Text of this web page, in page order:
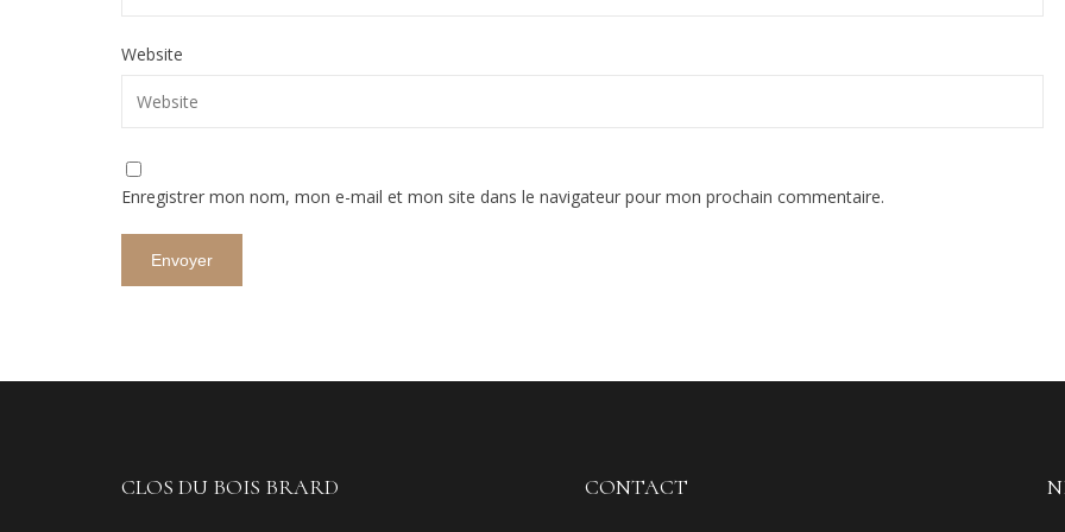
Website
Enregistrer mon nom, mon e-mail et mon site dans le navigateur pour mon prochain commentaire.
CLOS DU BOIS BRARD CONTACT